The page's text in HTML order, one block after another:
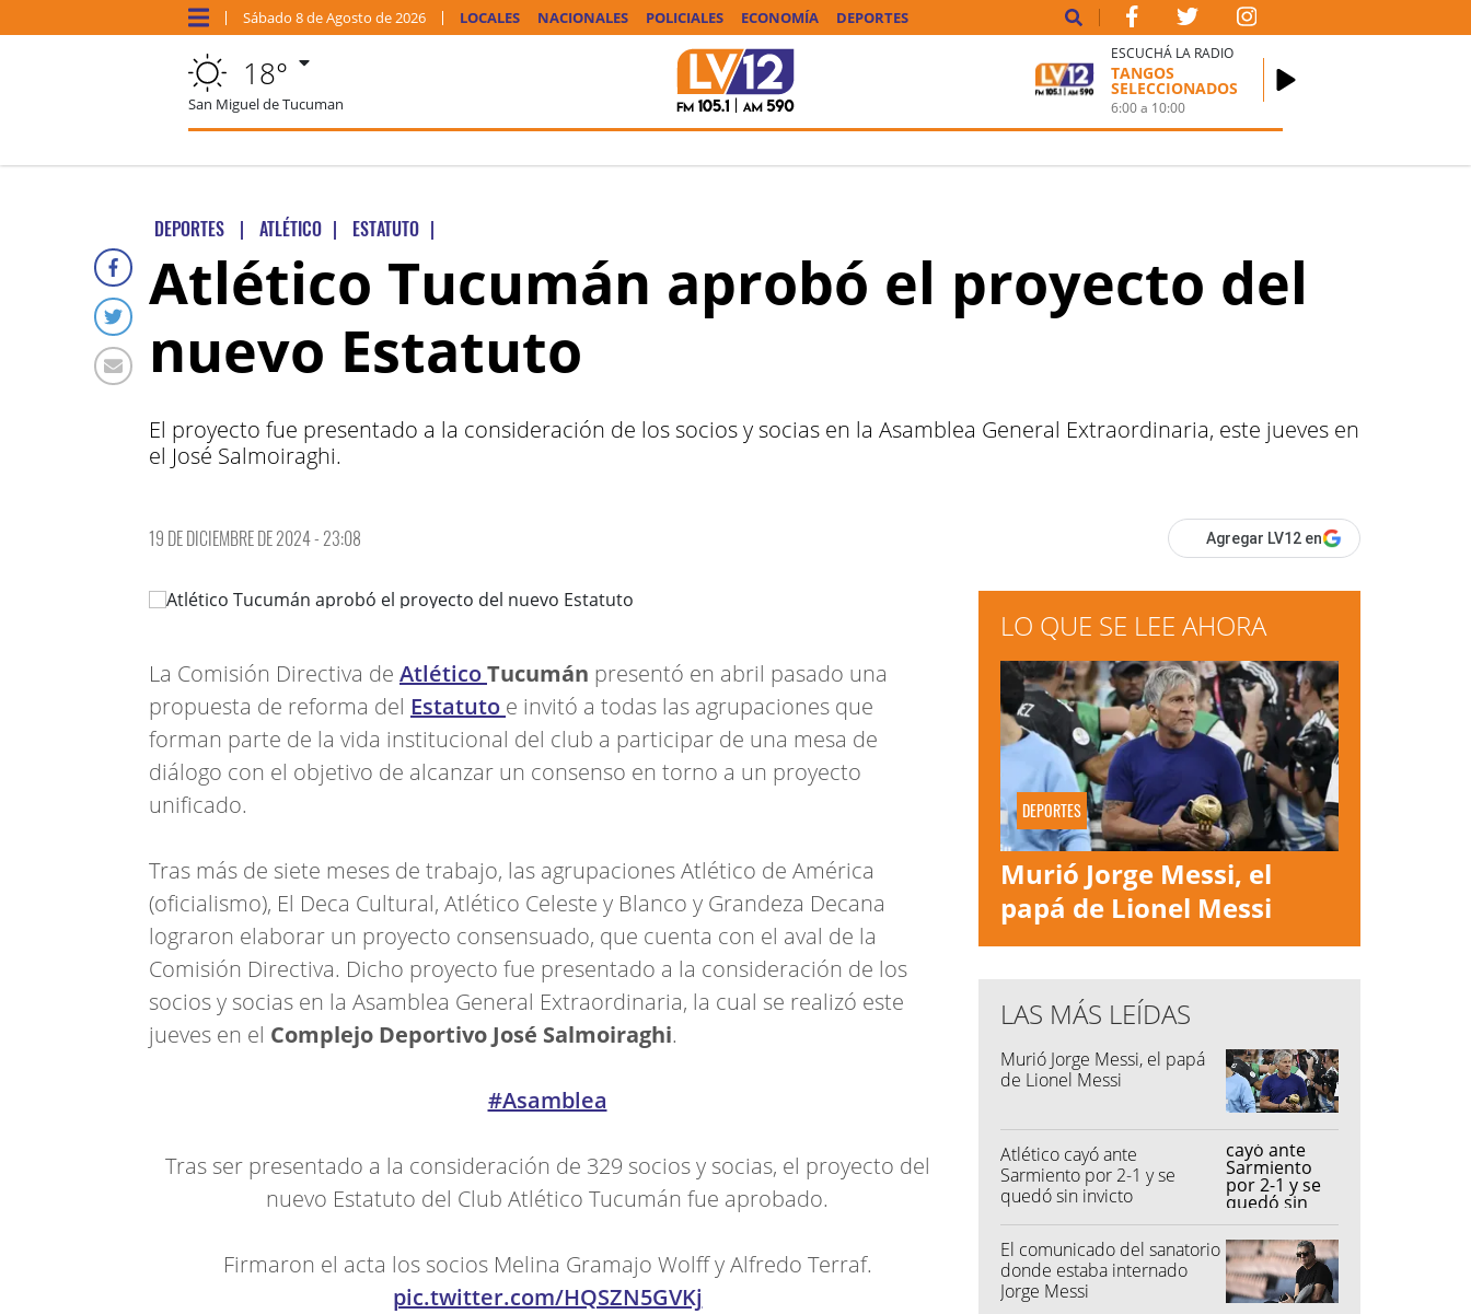
Sábado 8 deAgosto de 2026 LOCALES NACIONALES POLICIALES ECONOMÍA DEPORTES
18°
San Miguel de Tucuman
ESCUCHÁ LA RADIO
TANGOS
SELECCIONADOS
6:00a 10:00
DEPORTES | ATLÉTICO | ESTATUTO |
Atlético Tucumán aprobó el proyecto del
nuevo Estatuto
El proyecto fue presentado a la consideración de los socios y socias en la Asamblea General Extraordinaria, este jueves en
el José Salmoiraghi.
19 DE DICIEMBRE DE 2024 - 23:08 Agregar LV12 en
La Comisión Directiva de AtléticoTucumán presentó en abril pasado una
propuesta de reforma del Estatuto e invitó a todas las agrupaciones que
forman parte de la vida institucional del club a participar de una mesa de
diálogo con el objetivo de alcanzar un consenso en torno a un proyecto
unificado.
Tras más de siete meses de trabajo, las agrupaciones Atlético de América
(oficialismo), El Deca Cultural, Atlético Celeste y Blanco y Grandeza Decana
lograron elaborar un proyecto consensuado, que cuenta con el aval de la
Comisión Directiva. Dicho proyecto fue presentado a la consideración de los
socios y socias en la Asamblea General Extraordinaria, la cual se realizó este
jueves en el Complejo Deportivo José Salmoiraghi.
#Asamblea
Tras ser presentado a la consideración de 329 socios y socias, el proyecto del
nuevo Estatuto del Club Atlético Tucumán fue aprobado.
Firmaron el acta los socios Melina Gramajo Wolff y Alfredo Terraf.
pic.twitter.com/HQSZN5GVKj
LO QUE SE LEE AHORA
DEPORTES
Murió Jorge Messi, el
papá de Lionel Messi
LAS MÁS LEÍDAS
Murió Jorge Messi, el papá
de Lionel Messi
Atlético cayó ante
Sarmiento por 2-1 y se
quedó sin invicto
El comunicado del sanatorio
donde estaba internado
Jorge Messi